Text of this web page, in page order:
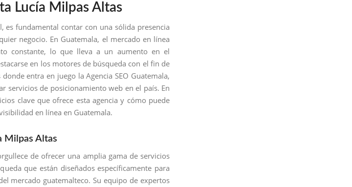
Lucía Milpas Altas
es fundamental contar con una sólida presencia
negocio. En Guatemala, el mercado en línea
constante, lo que lleva a un aumento en el
en los motores de búsqueda con el fin de
entra en juego la Agencia SEO Guatemala,
servicios de posicionamiento web en el país. En
clave que ofrece esta agencia y cómo puede
en línea en Guatemala.
Milpas Altas
de ofrecer una amplia gama de servicios
que están diseñados específicamente para
mercado guatemalteco. Su equipo de expertos